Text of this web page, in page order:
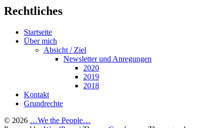
Rechtliches
Startseite
Über mich
Absicht / Ziel
Newsletter und Anregungen
2020
2019
2018
Kontakt
Grundrechte
© 2026 …We the People…